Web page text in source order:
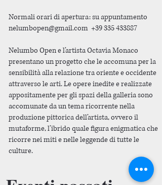
Normali orari di apertura: su appuntamento
nelumbopen@gmail.com +39 335 433887
Nelumbo Open e l’artista Octavia Monaco
presentano un progetto che le accomuna per la
sensibilità alla relazione tra oriente e occidente
attraverso le arti. Le opere inedite e realizzate
appositamente per gli spazi della galleria sono
accomunate da un tema ricorrente nella
produzione pittorica dell’artista, ovvero il
mutaforme, l’ibrido quale figura enigmatica che
ricorre nei miti e nelle leggende di tutte le
culture.